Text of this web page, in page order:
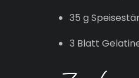
35 g
3 Blatt